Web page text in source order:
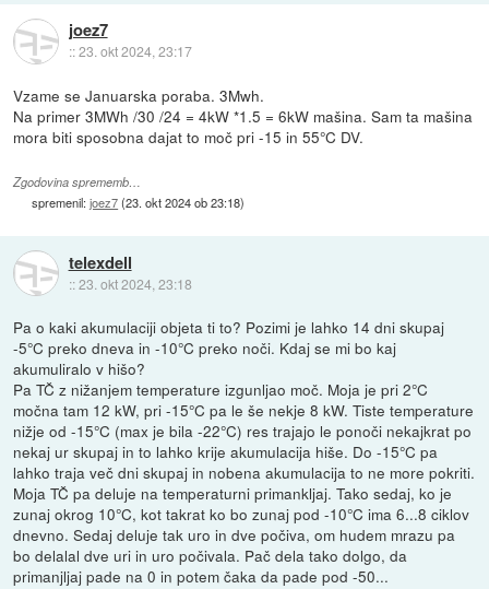
joez7
::23. okt 2024, 23:17
Vzame se Januarska poraba. 3Mwh.
Na primer 3MWh /30 /24 = 4kW *1.5 = 6kW mašina. Sam ta mašina
mora biti sposobna dajat to moč pri -15 in 55°C DV.
Zgodovina sprememb…
spremenil:joez7(23. okt 2024 ob 23:18)
telexdell
::23. okt 2024, 23:18
Pa o kaki akumulaciji objeta ti to? Pozimi je lahko 14 dni skupaj
-5°C preko dneva in -10°C preko noči. Kdaj se mi bo kaj
akumuliralo v hišo?
Pa TČ z nižanjem temperature izgunljao moč. Moja je pri 2°C
močna tam 12 kW, pri -15°C pa le še nekje 8 kW. Tiste temperature
nižje od -15°C (max je bila -22°C) res trajajo le ponoči nekajkrat po
nekaj ur skupaj in to lahko krije akumulacija hiše. Do -15°C pa
lahko traja več dni skupaj in nobena akumulacija to ne more pokriti.
Moja TČ pa deluje na temperaturni primankljaj. Tako sedaj, ko je
zunaj okrog 10°C, kot takrat ko bo zunaj pod -10°C ima 6...8 ciklov
dnevno. Sedaj deluje tak uro in dve počiva, om hudem mrazu pa
bo delalal dve uri in uro počivala. Pač dela tako dolgo, da
primanjljaj pade na 0 in potem čaka da pade pod -50...